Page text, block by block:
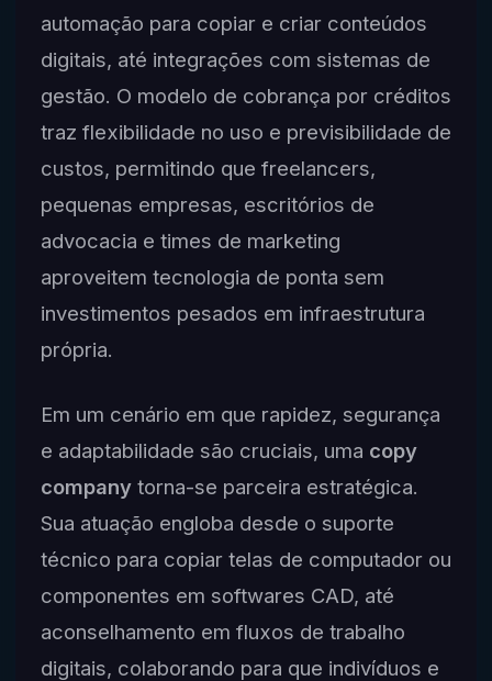
automação para copiar e criar conteúdos
digitais, até integrações com sistemas de
gestão. O modelo de cobrança por créditos
traz flexibilidade no uso e previsibilidade de
custos, permitindo que freelancers,
pequenas empresas, escritórios de
advocacia e times de marketing
aproveitem tecnologia de ponta sem
investimentos pesados em infraestrutura
própria.
Em um cenário em que rapidez, segurança
e adaptabilidade são cruciais, uma copy
companytorna-se parceira estratégica.
Sua atuação engloba desde o suporte
técnico para copiar telas de computador ou
componentes em softwares CAD, até
aconselhamento em fluxos de trabalho
digitais, colaborando para que indivíduos e